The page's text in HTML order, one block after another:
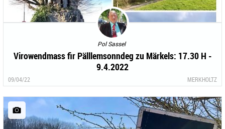
Pol Sassel
Virowendmass fir Pälllemsonndeg zu Märkels: 17.30 H -
9.4.2022
09/04/22 MERKHOLTZ